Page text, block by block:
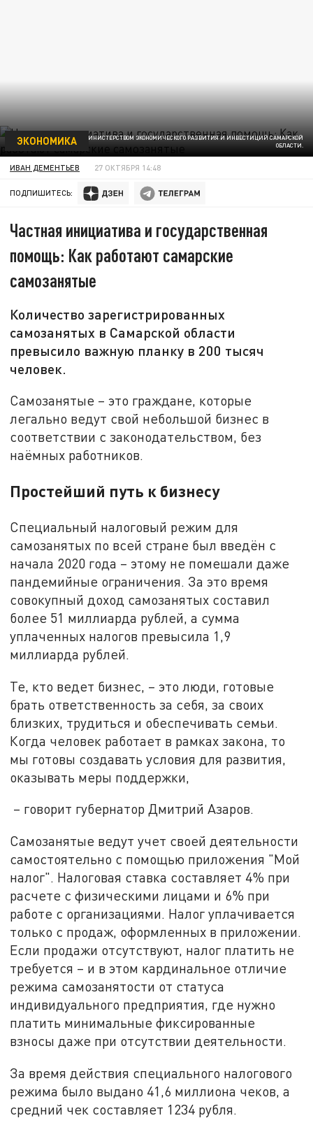
ФОТО ПРЕДОСТАВЛЕНО МИНИСТЕРСТВОМ ЭКОНОМИЧЕСКОГО РАЗВИТИЯ И ИНВЕСТИЦИЙ САМАРСКОЙ
ОБЛАСТИ.
ЭКОНОМИКА
ИВАН ДЕМЕНТЬЕВ 27 ОКТЯБРЯ 14:48
ПОДПИШИТЕСЬ:
Частная инициатива и государственная
помощь: Как работают самарские
самозанятые
Количество зарегистрированных
самозанятых в Самарской области
превысило важную планку в 200 тысяч
человек.
Самозанятые – это граждане, которые
легально ведут свой небольшой бизнес в
соответствии с законодательством, без
наёмных работников.
Простейший путь к бизнесу
Специальный налоговый режим для
самозанятых по всей стране был введён с
начала 2020 года – этому не помешали даже
пандемийные ограничения. За это время
совокупный доход самозанятых составил
более 51 миллиарда рублей, а сумма
уплаченных налогов превысила 1,9
миллиарда рублей.
Те, кто ведет бизнес, – это люди, готовые
брать ответственность за себя, за своих
близких, трудиться и обеспечивать семьи.
Когда человек работает в рамках закона, то
мы готовы создавать условия для развития,
оказывать меры поддержки,
– говорит губернатор Дмитрий Азаров.
Самозанятые ведут учет своей деятельности
самостоятельно с помощью приложения "Мой
налог". Налоговая ставка составляет 4% при
расчете с физическими лицами и 6% при
работе с организациями. Налог уплачивается
только с продаж, оформленных в приложении.
Если продажи отсутствуют, налог платить не
требуется – и в этом кардинальное отличие
режима самозанятости от статуса
индивидуального предприятия, где нужно
платить минимальные фиксированные
взносы даже при отсутствии деятельности.
За время действия специального налогового
режима было выдано 41,6 миллиона чеков, а
средний чек составляет 1234 рубля.